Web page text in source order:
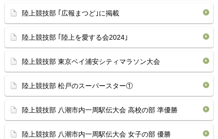
陸上競技部 ｢広報まつど｣に掲載
陸上競技部 ｢陸上を愛する会2024｣
陸上競技部 東京ベイ浦安シティマラソン大会
陸上競技部 松戸のスーパースター①
陸上競技部 八潮市内一周駅伝大会 高校の部 準優勝
陸上競技部 八潮市内一周駅伝大会 女子の部 優勝